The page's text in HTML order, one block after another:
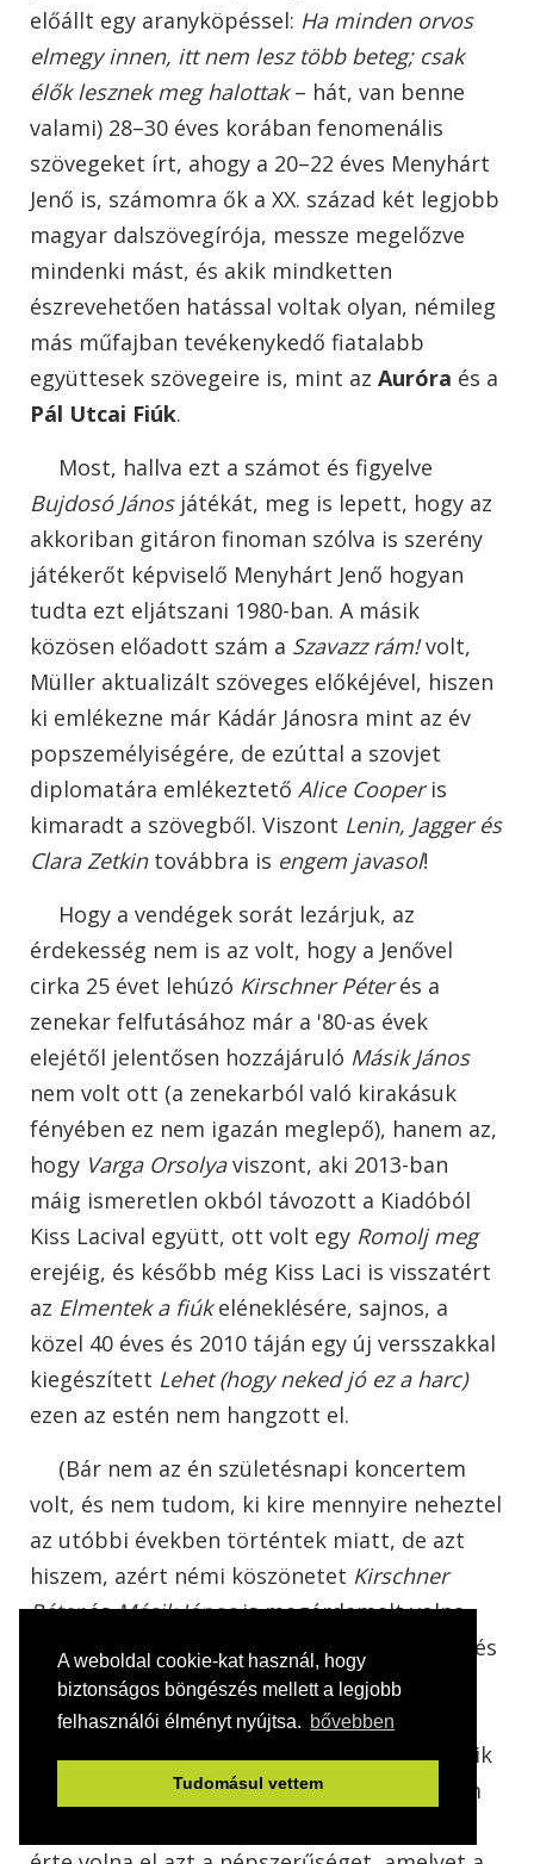
A weboldal cookie-kat használ, hogy
biztonságos böngészés mellett a legjobb
felhasználói élményt nyújtsa. bővebben
Tudomásul vettem
előállt egy aranyköpéssel: Ha minden orvos
elmegy innen, itt nem lesz több beteg; csak
élők lesznek meg halottak– hát, van benne
valami) 28–30 éves korában fenomenális
szövegeket írt, ahogy a 20–22 éves Menyhárt
Jenő is, számomra ők a XX. század két legjobb
magyar dalszövegírója, messze megelőzve
mindenki mást, és akik mindketten
észrevehetően hatással voltak olyan, némileg
más műfajban tevékenykedő fiatalabb
együttesek szövegeire is, mint az Auróra és a
Pál Utcai Fiúk.
Most, hallva ezt a számot és figyelve
Bujdosó Jánosjátékát, meg is lepett, hogy az
akkoriban gitáron finoman szólva is szerény
játékerőt képviselő Menyhárt Jenő hogyan
tudta ezt eljátszani 1980-ban. A másik
közösen előadott szám a Szavazz rám!volt,
Müller aktualizált szöveges előkéjével, hiszen
ki emlékezne már Kádár Jánosra mint az év
popszemélyiségére, de ezúttal a szovjet
diplomatára emlékeztető Alice Cooperis
kimaradt a szövegből. Viszont Lenin, Jagger és
Clara Zetkintovábbra is engem javasol!
Hogy a vendégek sorát lezárjuk, az
érdekesség nem is az volt, hogy a Jenővel
cirka 25 évet lehúzó Kirschner Péterés a
zenekar felfutásához már a '80-as évek
elejétől jelentősen hozzájáruló Másik János
nem volt ott (a zenekarból való kirakásuk
fényében ez nem igazán meglepő), hanem az,
hogy Varga Orsolyaviszont, aki 2013-ban
máig ismeretlen okból távozott a Kiadóból
Kiss Lacival együtt, ott volt egy Romolj meg
erejéig, és később még Kiss Laci is visszatért
az Elmentek a fiúkeléneklésére, sajnos, a
közel 40 éves és 2010 táján egy új versszakkal
kiegészített Lehet (hogy neked jó ez a harc)
ezen az estén nem hangzott el.
(Bár nem az én születésnapi koncertem
volt, és nem tudom, ki kire mennyire neheztel
az utóbbi években történtek miatt, de azt
hiszem, azért némi köszönetet Kirschner
PéterésMásik Jánosis megérdemelt volna,
ahogy a tavaly elhunyt
Magyar Péter
dobos és
a két korszakos gitáros, a mára már sajnos
lassan 10 éve halottGasner Jánosés a több
mint 10 éve halottDénes József Dönciis, akik
– főleg utóbbi – nélkül szerény véleményem